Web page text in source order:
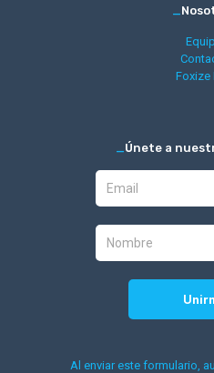
_
Foxize
_Únete a
Al enviar este formulario,